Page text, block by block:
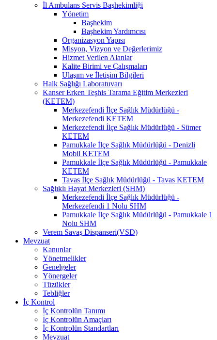
İl Ambulans Servis Başhekimliği
Yönetim
Başhekim
Başhekim Yardımcısı
Organizasyon Yapısı
Misyon, Vizyon ve Değerlerimiz
Hizmet Verilen Alanlar
Kalite Birimi ve Çalışmaları
Ulaşım ve İletişim Bilgileri
Halk Sağlığı Laboratuvarı
Kanser Erken Teşhis Tarama Eğitim Merkezleri
(KETEM)
Merkezefendi İlçe Sağlık Müdürlüğü -
Merkezefendi KETEM
Merkezefendi İlçe Sağlık Müdürlüğü - Sümer
KETEM
Pamukkale İlçe Sağlık Müdürlüğü - Denizli
Mobil KETEM
Pamukkale İlçe Sağlık Müdürlüğü - Pamukkale
KETEM
Tavas İlçe Sağlık Müdürlüğü - Tavas KETEM
Sağlıklı Hayat Merkezleri (SHM)
Merkezefendi İlçe Sağlık Müdürlüğü -
Merkezefendi 1 Nolu SHM
Pamukkale İlçe Sağlık Müdürlüğü - Pamukkale 1
Nolu SHM
Verem Savaş Dispanseri(VSD)
Mevzuat
Kanunlar
Yönetmelikler
Genelgeler
Yönergeler
Tüzükler
Tebliğler
İç Kontrol
İç Kontrolün Tanımı
İç Kontrolün Amaçları
İç Kontrolün Standartları
Mevzuat